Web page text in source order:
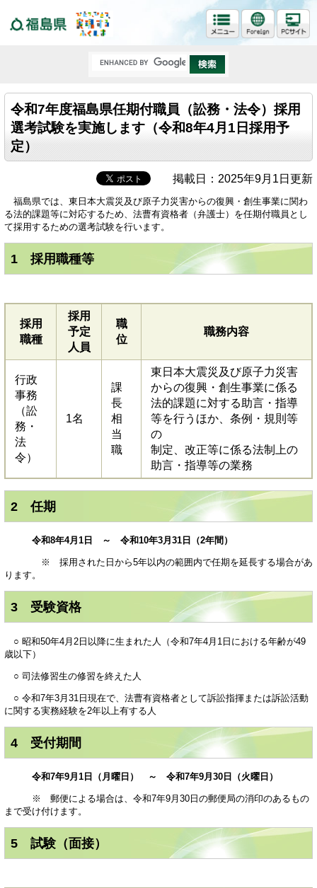
令和7年度福島県任期付職員（訟務・法令）採用
選考試験を実施します（令和8年4月1日採用予
定）
掲載日：2025年9月1日更新
福島県では、東日本大震災及び原子力災害からの復興・創生事業に関わ
る法的課題等に対応するため、法曹有資格者（弁護士）を任期付職員とし
て採用するための選考試験を行います。
1 採用職種等
採用
職種
採用
予定
人員
職
位
職務内容
行政
事務
（訟
務・
法
令）
1名
課
長
相
当
職
東日本大震災及び原子力災害
からの復興・創生事業に係る
法的課題に対する助言・指導
等を行うほか、条例・規則等
の
制定、改正等に係る法制上の
助言・指導等の業務
2 任期
令和8年4月1日 ～ 令和10年3月31日（2年間）
※ 採用された日から5年以内の範囲内で任期を延長する場合があ
ります。
3 受験資格
○ 昭和50年4月2日以降に生まれた人（令和7年4月1日における年齢が49
歳以下）
○ 司法修習生の修習を終えた人
○ 令和7年3月31日現在で、法曹有資格者として訴訟指揮または訴訟活動
に関する実務経験を2年以上有する人
4 受付期間
令和7年9月1日（月曜日） ～ 令和7年9月30日（火曜日）
※ 郵便による場合は、令和7年9月30日の郵便局の消印のあるもの
まで受け付けます。
5 試験（面接）